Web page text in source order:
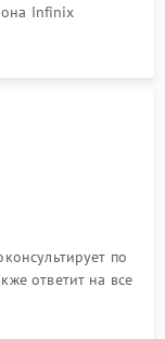
Infinix
по
ответит на все